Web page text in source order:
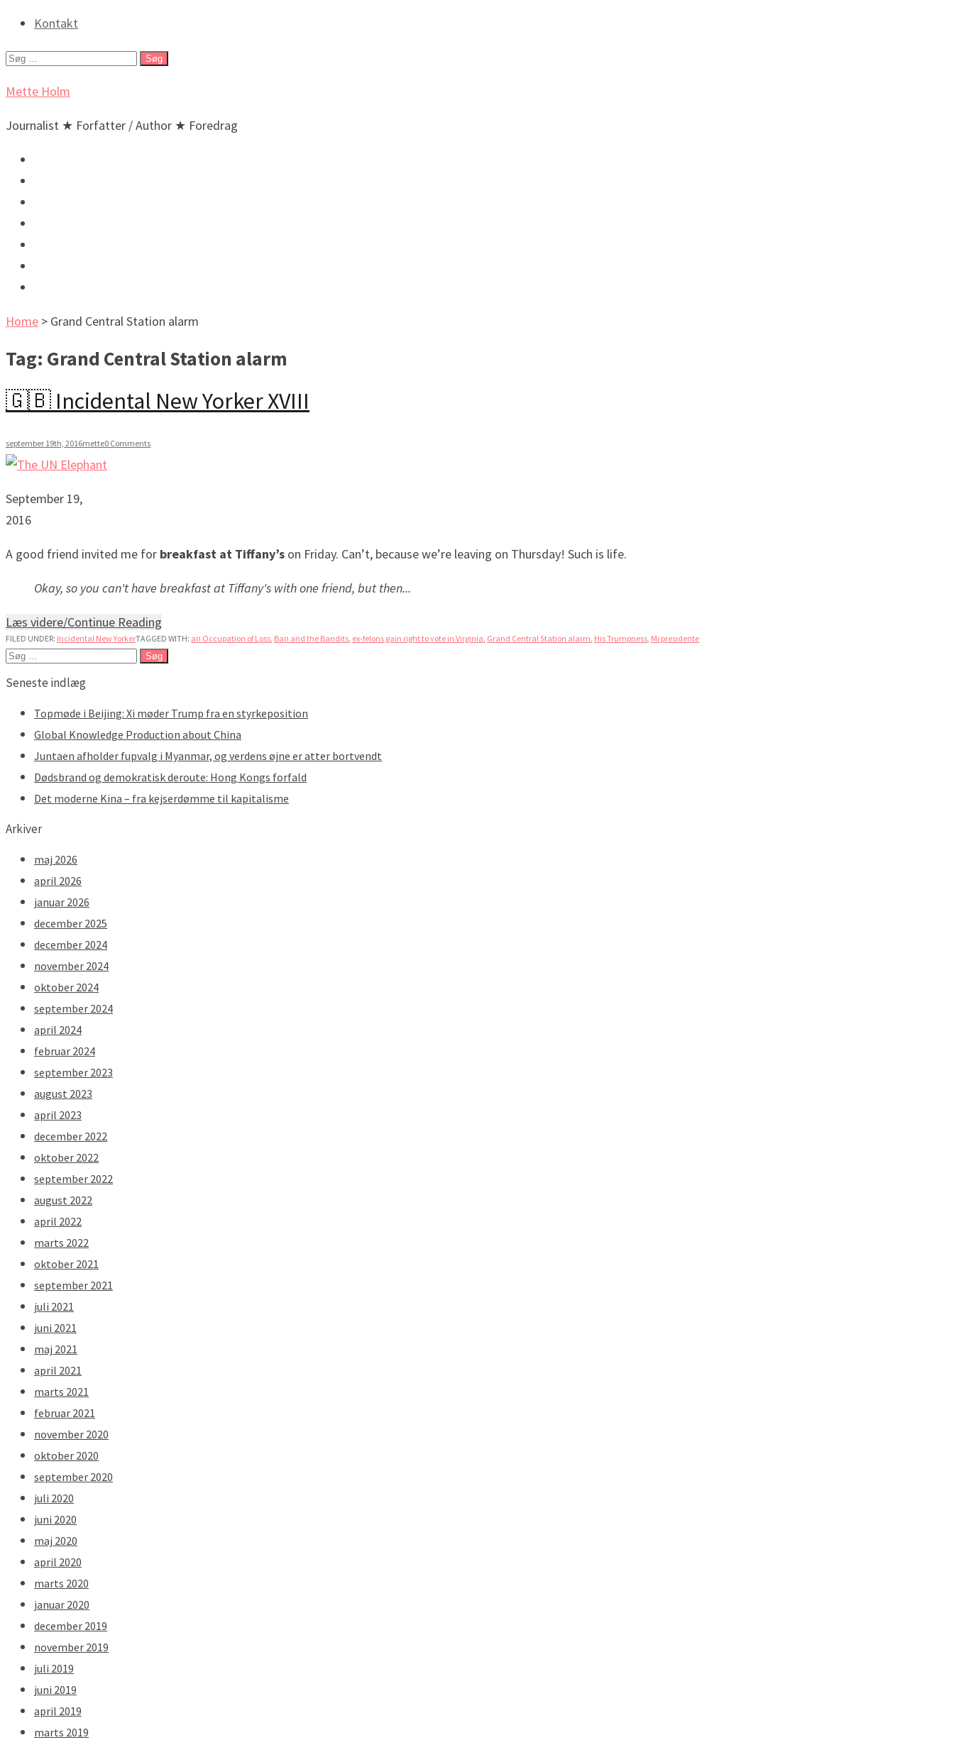
Kontakt
Søg
Mette Holm
Journalist ★ Forfatter / Author ★ Foredrag
Home > Grand Central Station alarm
Tag: Grand Central Station alarm
🇬🇧 Incidental New Yorker XVIII
september 19th, 2016mette0 Comments
September 19,
2016
A good friend invited me for breakfast at Tiffany’s on Friday. Can’t, because we’re leaving on Thursday! Such is life.
Okay, so you can't have breakfast at Tiffany's with one friend, but then...
Læs videre/Continue Reading
FILED UNDER: Incidental New YorkerTAGGED WITH: an Occupation of Loss Ban and the Bandits ex-felons gain right to vote in Virginia Grand Central Station alarm His Trumpness Mi presidente
Søg
efter:
Seneste indlæg
Topmøde i Beijing: Xi møder Trump fra en styrkeposition
Global Knowledge Production about China
Juntaen afholder fupvalg i Myanmar, og verdens øjne er atter bortvendt
Dødsbrand og demokratisk deroute: Hong Kongs forfald
Det moderne Kina – fra kejserdømme til kapitalisme
Arkiver
maj 2026
april 2026
januar 2026
december 2025
december 2024
november 2024
oktober 2024
september 2024
april 2024
februar 2024
september 2023
august 2023
april 2023
december 2022
oktober 2022
september 2022
august 2022
april 2022
marts 2022
oktober 2021
september 2021
juli 2021
juni 2021
maj 2021
april 2021
marts 2021
februar 2021
november 2020
oktober 2020
september 2020
juli 2020
juni 2020
maj 2020
april 2020
marts 2020
januar 2020
december 2019
november 2019
juli 2019
juni 2019
april 2019
marts 2019